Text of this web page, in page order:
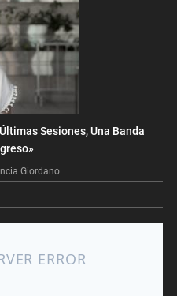
Sesiones, Una Banda
Giordano